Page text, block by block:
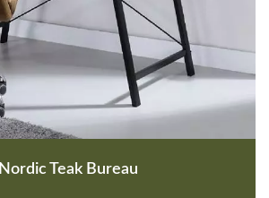
Nordic Teak Bureau